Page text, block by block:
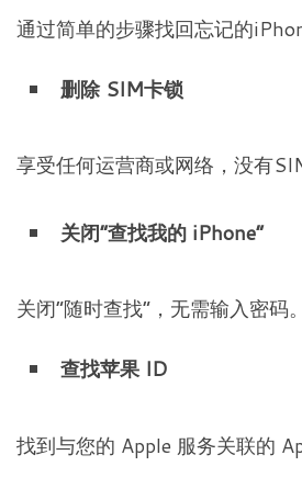
通过简单的步骤找回忘记的
删除 SIM卡锁
享受任何运营商或网络，没有
关闭“查找我的 iPhone”
关闭“随时查找”，无需输入密码。
查找苹果 ID
找到与您的 Apple 服务关联的